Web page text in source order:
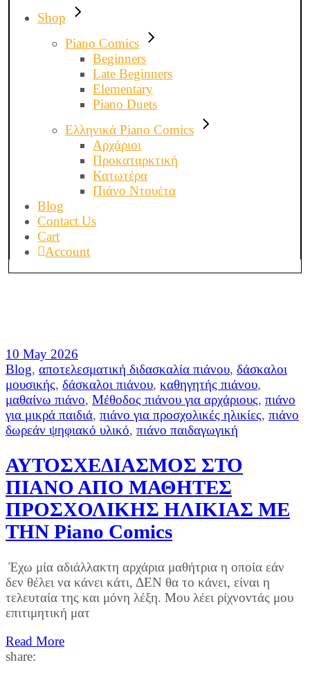
Shop
Piano Comics
Beginners
Late Beginners
Elementary
Piano Duets
Ελληνικά Piano Comics
Αρχάριοι
Προκαταρκτική
Κατωτέρα
Πιάνο Ντουέτα
Blog
Contact Us
Cart
Account
10 May 2026
Blog, αποτελεσματική διδασκαλία πιάνου, δάσκαλοι
μουσικής, δάσκαλοι πιάνου, καθηγητής πιάνου,
μαθαίνω πιάνο, Μέθοδος πιάνου για αρχάριους, πιάνο
για μικρά παιδιά, πιάνο για προσχολικές ηλικίες, πιάνο
δωρεάν ψηφιακό υλικό, πιάνο παιδαγωγική
ΑΥΤΟΣΧΕΔΙΑΣΜΟΣ ΣΤΟ
ΠΙΑΝΟ ΑΠΟ ΜΑΘΗΤΕΣ
ΠΡΟΣΧΟΛΙΚΗΣ ΗΛΙΚΙΑΣ ΜΕ
ΤΗΝ Piano Comics
Έχω μία αδιάλλακτη αρχάρια μαθήτρια η οποία εάν
δεν θέλει να κάνει κάτι, ΔΕΝ θα το κάνει, είναι η
τελευταία της και μόνη λέξη. Μου λέει ρίχνοντάς μου
επιτιμητική ματ
Read More
share: